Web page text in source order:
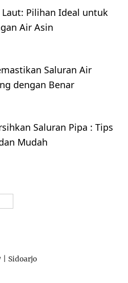
Laut: Pilihan Ideal untuk
Air Asin
Saluran Air
dengan Benar
Saluran Pipa : Tips
Mudah
| Sidoarjo